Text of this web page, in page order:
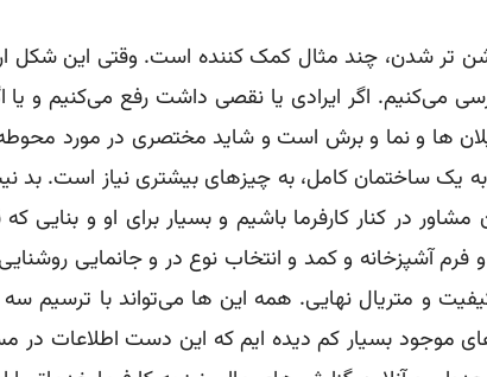
تر شدن، چند مثال کمک کننده است. وقتی این شکل ار
می‌کنیم. اگر ایرادی یا نقصی داشت رفع می‌کنیم و
ها و نما و برش است و شاید مختصری در مورد
یک ساختمان کامل، به چیزهای بیشتری نیاز است. بد
مشاور در کنار کارفرما باشیم و بسیار برای او و
فرم آشپزخانه و کمد و انتخاب نوع در و جانمایی
و متریال نهایی. همه این ها می‌تواند با ترسیم
موجود بسیار کم دیده ایم که این دست اطلاعات